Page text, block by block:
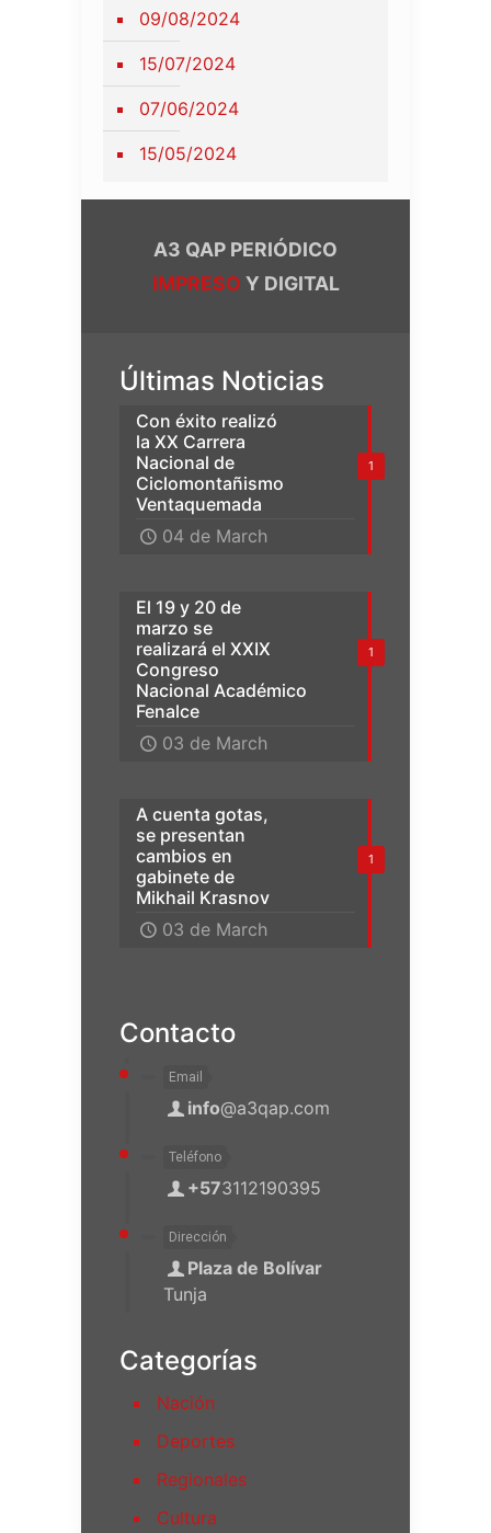
09/08/2024
15/07/2024
07/06/2024
15/05/2024
A3 QAP PERIÓDICO
IMPRESO Y DIGITAL
Últimas Noticias
1
Con éxito realizó
la XX Carrera
Nacional de
Ciclomontañismo
Ventaquemada
04 de March
1
El 19 y 20 de
marzo se
realizará el XXIX
Congreso
Nacional Académico
Fenalce
03 de March
1
A cuenta gotas,
se presentan
cambios en
gabinete de
Mikhail Krasnov
03 de March
Contacto
Email
info@a3qap.com
Teléfono
+573112190395
Dirección
Plaza de Bolívar
Tunja
Categorías
Nación
Deportes
Regionales
Cultura